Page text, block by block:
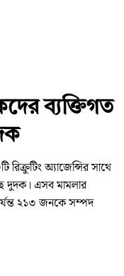
ব্যক্তিগত
রিক্রুটিং অ্যাজেন্সির সাথে
দুদক। এসব মামলার
২১৩ জনকে সম্পদ